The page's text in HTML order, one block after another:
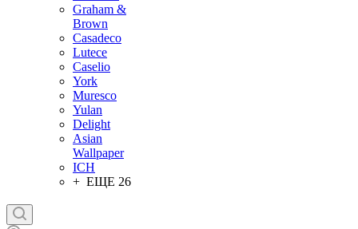
Graham &
Brown
Casadeco
Lutece
Caselio
York
Muresco
Yulan
Delight
Asian
Wallpaper
ICH
+ ЕЩЕ 26